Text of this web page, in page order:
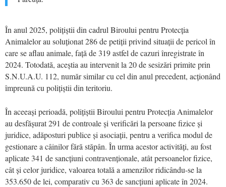
În anul 2025, polițiștii din cadrul Biroului pentru Protecția
Animalelor au soluționat 286 de petiții privind situații de pericol în
care se aflau animale, față de 319 astfel de cazuri înregistrate în
2024. Totodată, aceștia au intervenit la 20 de sesizări primite prin
S.N.U.A.U. 112, număr similar cu cel din anul precedent, acționând
împreună cu polițiștii din teritoriu.
În aceeași perioadă, polițiștii Biroului pentru Protecția Animalelor
au desfășurat 291 de controale și verificări la persoane fizice și
juridice, adăposturi publice și asociații, pentru a verifica modul de
gestionare a câinilor fără stăpân. În urma acestor activități, au fost
aplicate 341 de sancțiuni contravenționale, atât persoanelor fizice,
cât și celor juridice, valoarea totală a amenzilor ridicându-se la
353.650 de lei, comparativ cu 363 de sancțiuni aplicate în 2024.